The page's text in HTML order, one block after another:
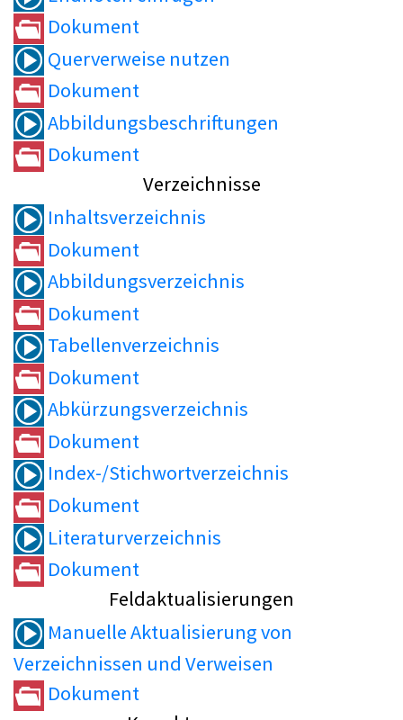
Dokument
Querverweise nutzen
Dokument
Abbildungsbeschriftungen
Dokument
Verzeichnisse
Inhaltsverzeichnis
Dokument
Abbildungsverzeichnis
Dokument
Tabellenverzeichnis
Dokument
Abkürzungsverzeichnis
Dokument
Index-/Stichwortverzeichnis
Dokument
Literaturverzeichnis
Dokument
Feldaktualisierungen
Manuelle Aktualisierung von
Verzeichnissen und Verweisen
Dokument